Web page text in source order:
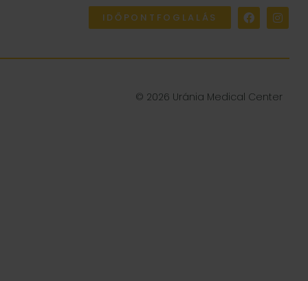
IDŐPONTFOGLALÁS
© 2026 Uránia Medical Center